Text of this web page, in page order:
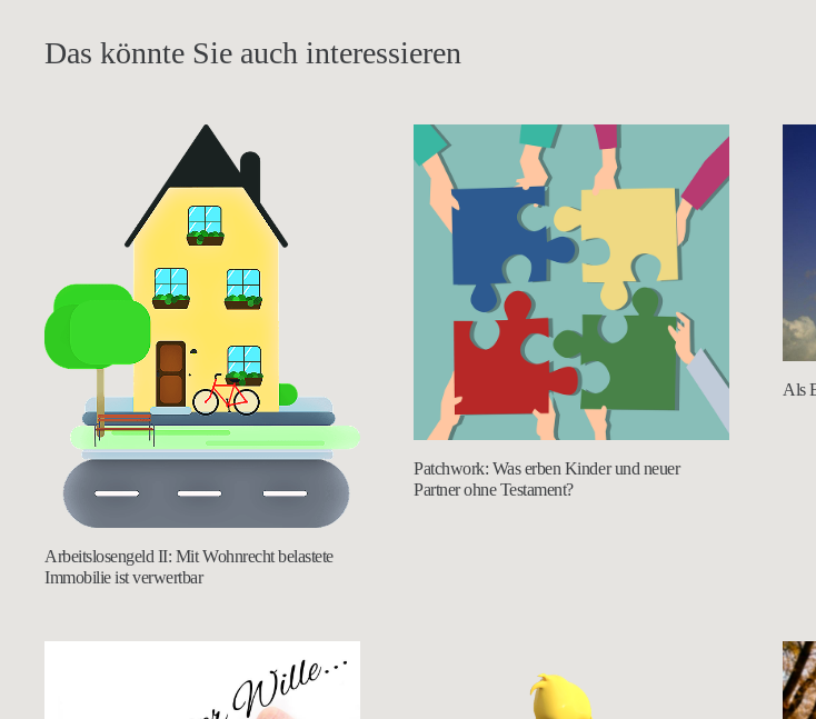
Das könnte Sie auch interessieren
Arbeitslosengeld II: Mit Wohnrecht belastete
Immobilie ist verwertbar
Patchwork: Was erben Kinder und neuer
Partner ohne Testament?
Als